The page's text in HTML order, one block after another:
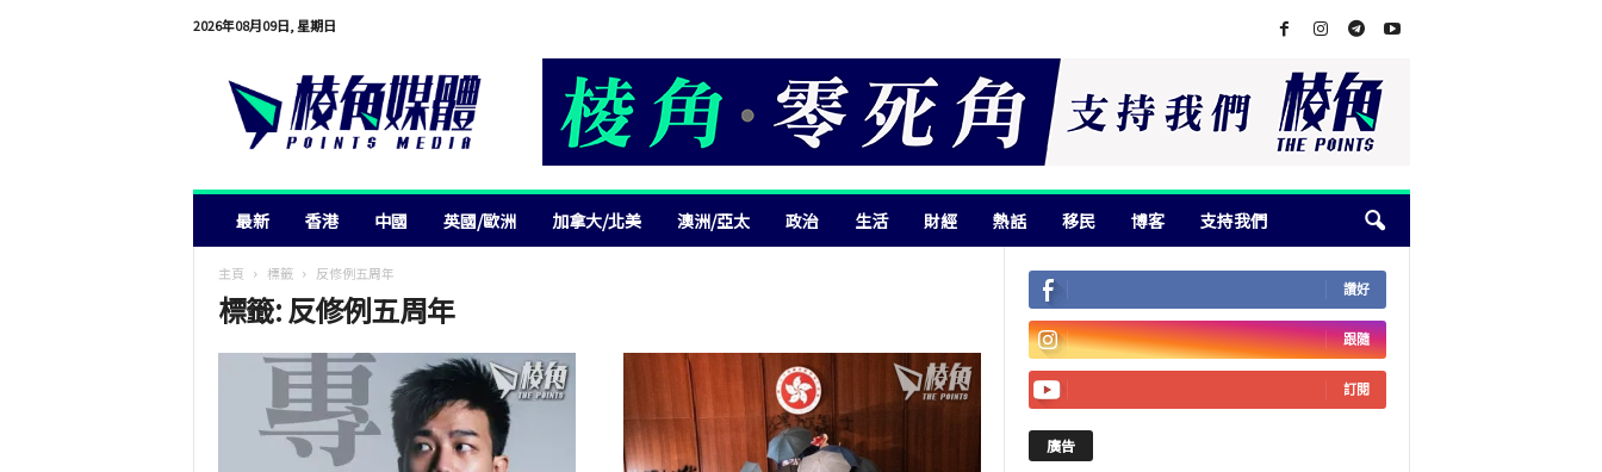
2026年08月09日, 星期日
最新 香港 中國 英國/歐洲 加拿大/北美 澳洲/亞太 政治 生活 財經 熱話 移民 博客 支持我們
主頁 標籤 反修例五周年
標籤: 反修例五周年 讚好
跟隨
訂閱
廣告